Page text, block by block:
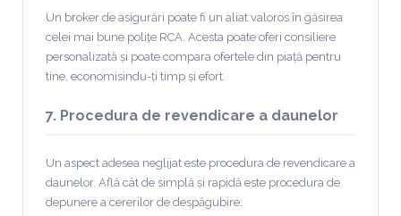
Un broker de asigurări poate fi un aliat valoros în găsirea
celei mai bune polițe RCA. Acesta poate oferi consiliere
personalizată și poate compara ofertele din piață pentru
tine, economisindu-ți timp și efort.
7. Procedura de revendicare a daunelor
Un aspect adesea neglijat este procedura de revendicare a
daunelor. Află cât de simplă și rapidă este procedura de
depunere a cererilor de despăgubire: